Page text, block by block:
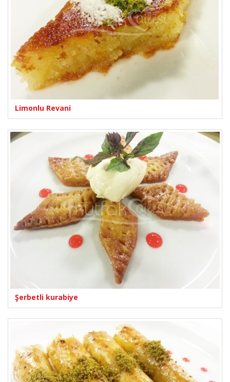
Limonlu Revani
Şerbetli kurabiye